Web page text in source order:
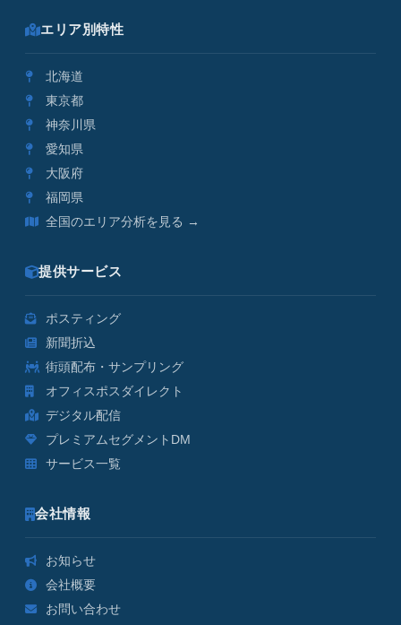
エリア別特性
北海道
東京都
神奈川県
愛知県
大阪府
福岡県
全国のエリア分析を見る →
提供サービス
ポスティング
新聞折込
街頭配布・サンプリング
オフィスポスダイレクト
デジタル配信
プレミアムセグメントDM
サービス一覧
会社情報
お知らせ
会社概要
お問い合わせ